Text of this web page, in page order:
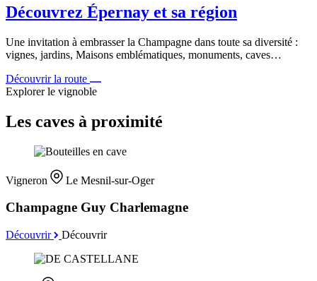
Découvrez Épernay et sa région
Une invitation à embrasser la Champagne dans toute sa diversité :
vignes, jardins, Maisons emblématiques, monuments, caves…
Découvrir la route
Explorer le vignoble
Les caves à proximité
Vigneron Le Mesnil-sur-Oger
Champagne Guy Charlemagne
Découvrir Découvrir